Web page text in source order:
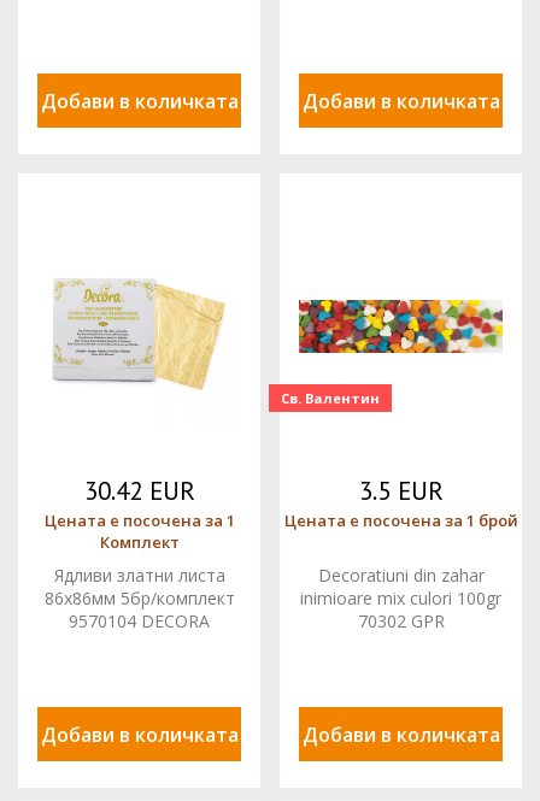
Добави в количката Добави в количката
30.42 EUR
Цената е посочена за 1
Комплект
Ядливи златни листа
86х86мм 5бр/комплект
9570104 DECORA
Добави в количката
Св. Валентин
3.5 EUR
Цената е посочена за 1 брой
Decoratiuni din zahar
inimioare mix culori 100gr
70302 GPR
Добави в количката